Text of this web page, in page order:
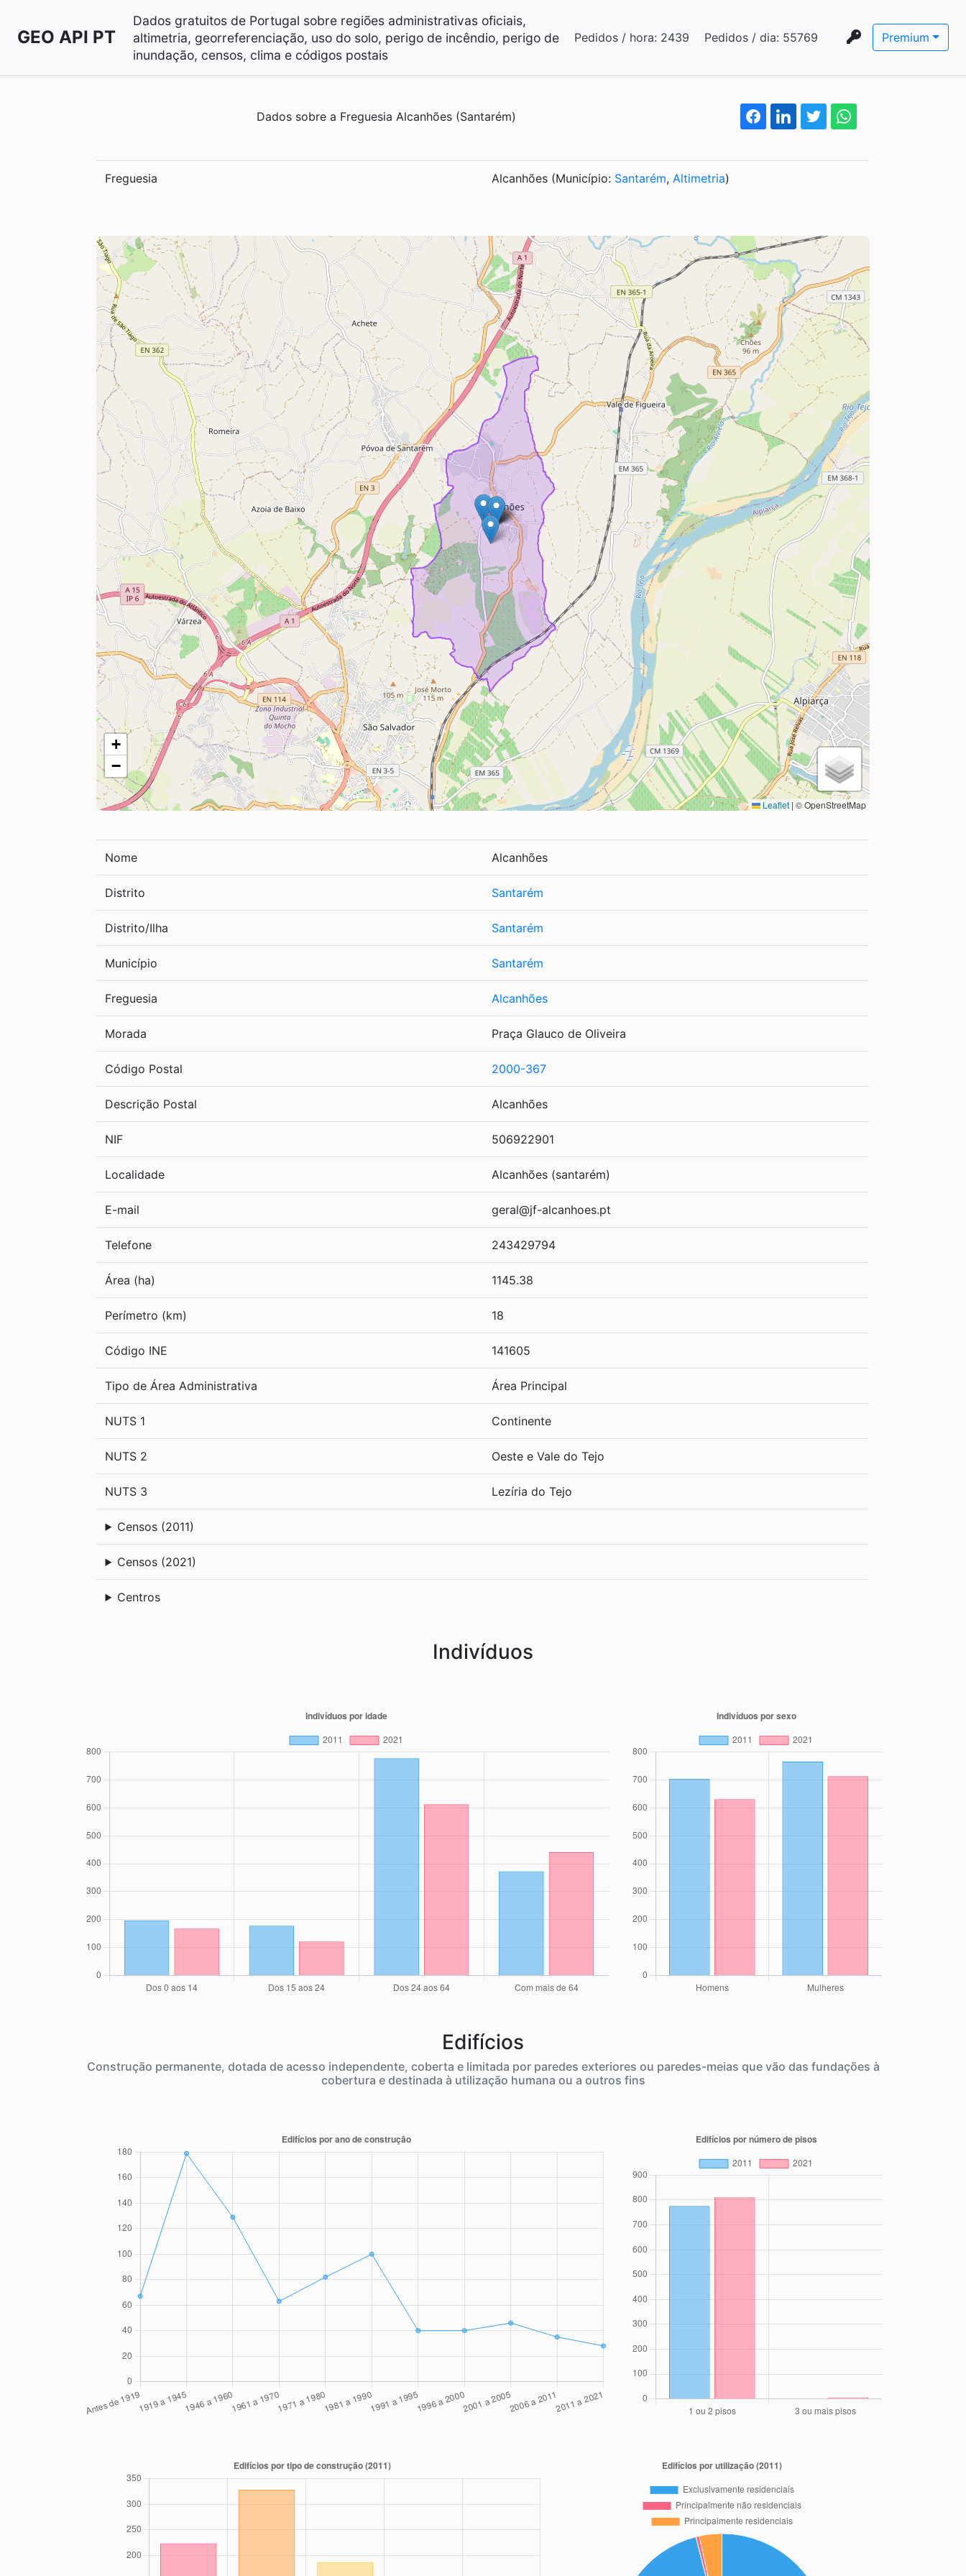
GEO API PT
Dados gratuitos de Portugal sobre regiões administrativas oficiais,
altimetria, georreferenciação, uso do solo, perigo de incêndio, perigo de
inundação, censos, clima e códigos postais
Pedidos / hora: 2439 Pedidos / dia: 55769 Premium
Dados sobre a Freguesia Alcanhões (Santarém)
Freguesia Alcanhões (Município: Santarém,Altimetria)
+
−
Leaflet | © OpenStreetMap
Nome Alcanhões
Distrito Santarém
Distrito/Ilha Santarém
Município Santarém
Freguesia Alcanhões
Morada Praça Glauco de Oliveira
Código Postal 2000-367
Descrição Postal Alcanhões
NIF 506922901
Localidade Alcanhões (santarém)
E-mail geral@jf-alcanhoes.pt
Telefone 243429794
Área (ha) 1145.38
Perímetro (km) 18
Código INE 141605
Tipo de Área Administrativa Área Principal
NUTS 1 Continente
NUTS 2 Oeste e Vale do Tejo
NUTS 3 Lezíria do Tejo
Censos (2011)
Censos (2021)
Centros
Indivíduos
Edifícios
Construção permanente, dotada de acesso independente, coberta e limitada por paredes exteriores ou paredes-meias que vão das fundações à
cobertura e destinada à utilização humana ou a outros fins